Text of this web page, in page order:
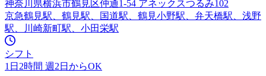
神奈川県横浜市鶴見区仲通1-54 アネックスつるみ102
京急鶴見駅、鶴見駅、国道駅、鶴見小野駅、弁天橋駅、浅野
駅、川崎新町駅、小田栄駅
シフト
1日2時間 週2日からOK